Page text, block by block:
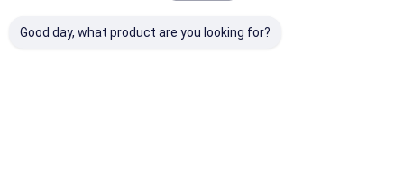
Good day, what product are you looking for?